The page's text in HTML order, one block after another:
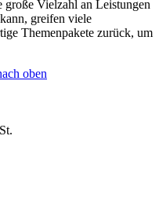
Vielzahl an Leistungen
greifen viele
Themenpakete zurück, um
oben